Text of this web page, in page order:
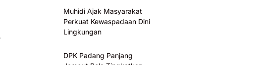
Muhidi Ajak Masyarakat
Perkuat Kewaspadaan Dini
Lingkungan
DPK Padang Panjang